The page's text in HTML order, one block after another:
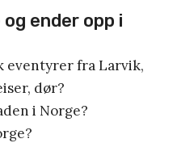
ender opp i
eventyrer fra Larvik,
dør?
i Norge?